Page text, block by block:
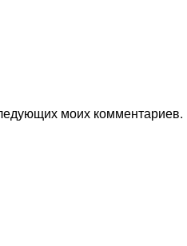
моих комментариев.